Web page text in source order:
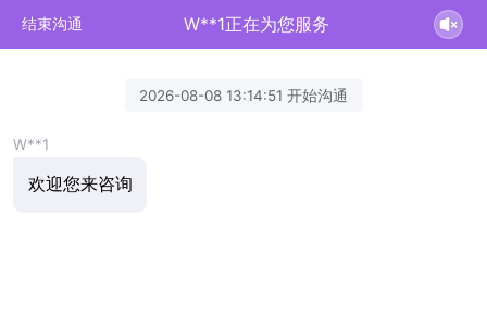
结束沟通 W**1正在为您服务
2026-08-08 13:14:51 开始沟通
W**1
欢迎您来咨询